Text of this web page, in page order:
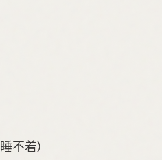
不着）